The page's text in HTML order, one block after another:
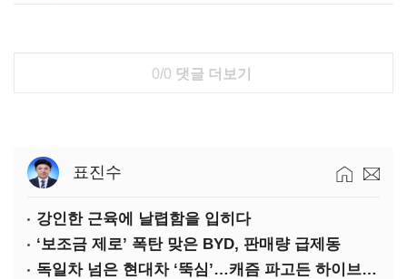
0/0 댓글 더보기
표진수
강인한 근육에 날렵함을 입히다
‘보조금 제로’ 폭탄 맞은 BYD, 판매량 급제동
독일차 넘은 현대차 ‘뚝심’…캐즘 파고든 하이브리드 역전극